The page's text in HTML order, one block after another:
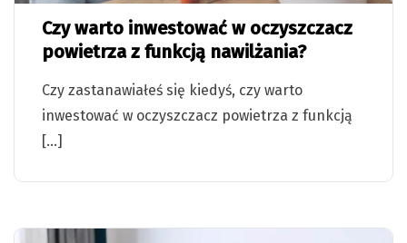
Czy warto inwestować w oczyszczacz
powietrza z funkcją nawilżania?
Czy zastanawiałeś się kiedyś, czy warto
inwestować w oczyszczacz powietrza z funkcją
[…]